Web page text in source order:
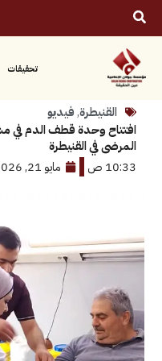
محليات
,فيديو
وحدة قطف الدم في مشفى الجولان
القنيطرة
مايو 21, 2026